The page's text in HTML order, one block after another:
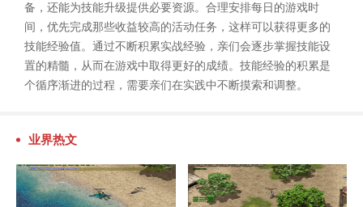
备，还能为技能升级提供必要资源。合理安排每日的游戏时
间，优先完成那些收益较高的活动任务，这样可以获得更多的
技能经验值。通过不断积累实战经验，亲们会逐步掌握技能设
置的精髓，从而在游戏中取得更好的成绩。技能经验的积累是
个循序渐进的过程，需要亲们在实践中不断摸索和调整。
业界热文